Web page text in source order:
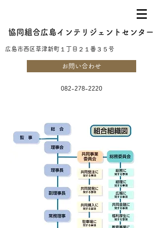
協同組合広島インテリジェントセンター
​広島市西区草津新町１丁目２１番３５号
お問い合わせ
082-278-2220